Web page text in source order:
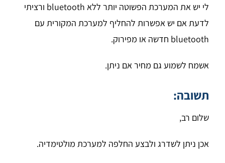
לי יש את המערכת הפשוטה יותר ללא bluetooth ורציתי
לדעת אם יש אפשרות להחליף למערכת המקורית עם
bluetooth חדשה או מפירוק.
אשמח לשמוע גם מחיר אם ניתן.
תשובה:
שלום רב,
אכן ניתן לשדרג ולבצע החלפה למערכת מולטימדיה.